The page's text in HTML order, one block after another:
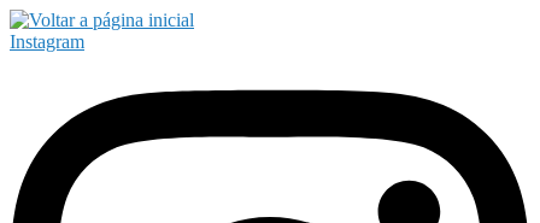
Instagram